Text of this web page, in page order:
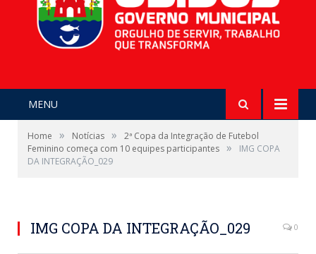
MENU
Home » Notícias »
2ª Copa da Integração de Futebol
Feminino começa com 10 equipes participantes »
IMG COPA
DA INTEGRAÇÃO_029
IMG COPA DA INTEGRAÇÃO_029 0